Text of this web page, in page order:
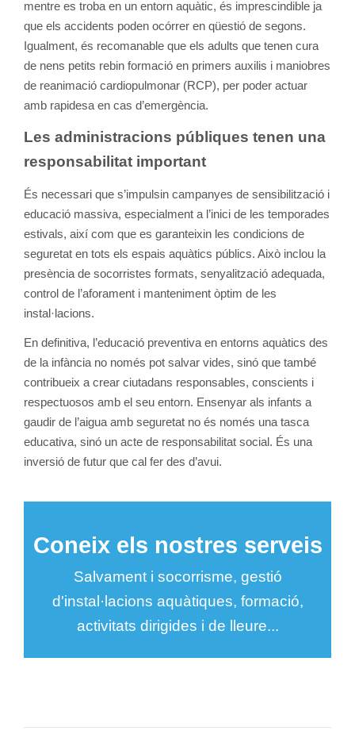
mentre es troba en un entorn aquàtic, és imprescindible ja
que els accidents poden ocórrer en qüestió de segons.
Igualment, és recomanable que els adults que tenen cura
de nens petits rebin formació en primers auxilis i maniobres
de reanimació cardiopulmonar (RCP), per poder actuar
amb rapidesa en cas d’emergència.
Les administracions públiques tenen una
responsabilitat important
És necessari que s’impulsin campanyes de sensibilització i
educació massiva, especialment a l’inici de les temporades
estivals, així com que es garanteixin les condicions de
seguretat en tots els espais aquàtics públics. Això inclou la
presència de socorristes formats, senyalització adequada,
control de l’aforament i manteniment òptim de les
instal·lacions.
En definitiva, l’educació preventiva en entorns aquàtics des
de la infància no només pot salvar vides, sinó que també
contribueix a crear ciutadans responsables, conscients i
respectuosos amb el seu entorn. Ensenyar als infants a
gaudir de l’aigua amb seguretat no és només una tasca
educativa, sinó un acte de responsabilitat social. És una
inversió de futur que cal fer des d’avui.
Coneix els nostres serveis
Salvament i socorrisme, gestió
d'instal·lacions aquàtiques, formació,
activitats dirigides i de lleure...